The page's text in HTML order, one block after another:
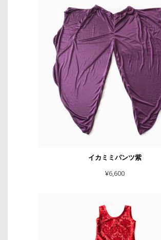
イカミミパンツ紫
¥6,600